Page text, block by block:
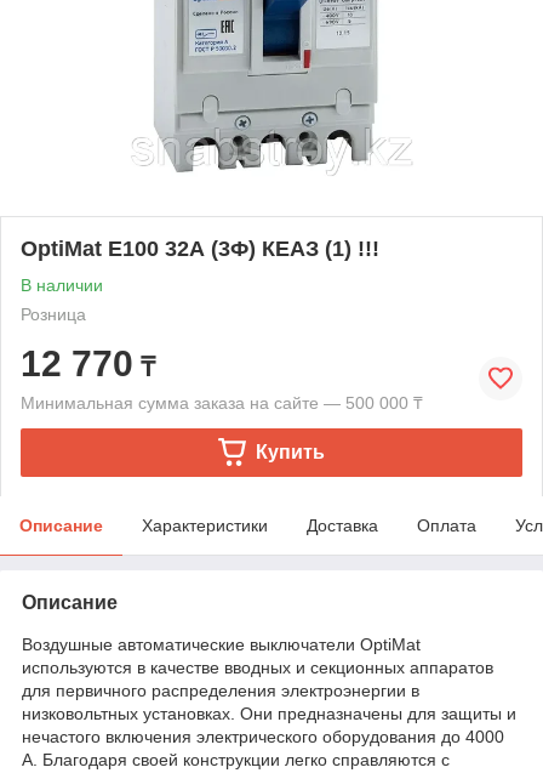
OptiMat E100 32А (3Ф) КЕАЗ (1) !!!
В наличии
Розница
12 770 ₸
Минимальная сумма заказа на сайте — 500 000 ₸
Купить
Описание Характеристики Доставка Оплата
Описание
Воздушные автоматические выключатели OptiMat
используются в качестве вводных и секционных аппаратов
для первичного распределения электроэнергии в
низковольтных установках. Они предназначены для защиты и
нечастого включения электрического оборудования до 4000
A. Благодаря своей конструкции легко справляются с